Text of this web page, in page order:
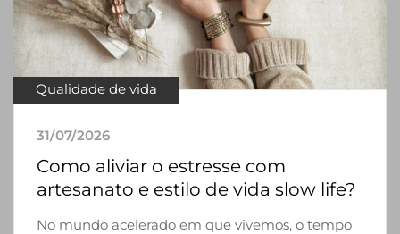
Qualidade de vida
31/07/2026
Como aliviar o estresse com
artesanato e estilo de vida slow life?
No mundo acelerado em que vivemos, o tempo